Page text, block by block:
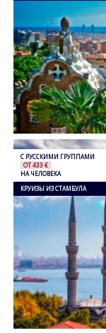
С РУССКИМИ ГРУППАМИ
ОТ 433 €
НА ЧЕЛОВЕКА
КРУИЗЫ ИЗ СТАМБУЛА